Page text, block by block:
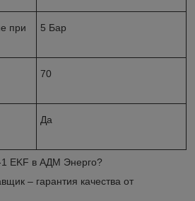
при
5 Бар
70
Да
1 EKF в АДМ Энерго?
– гарантия качества от